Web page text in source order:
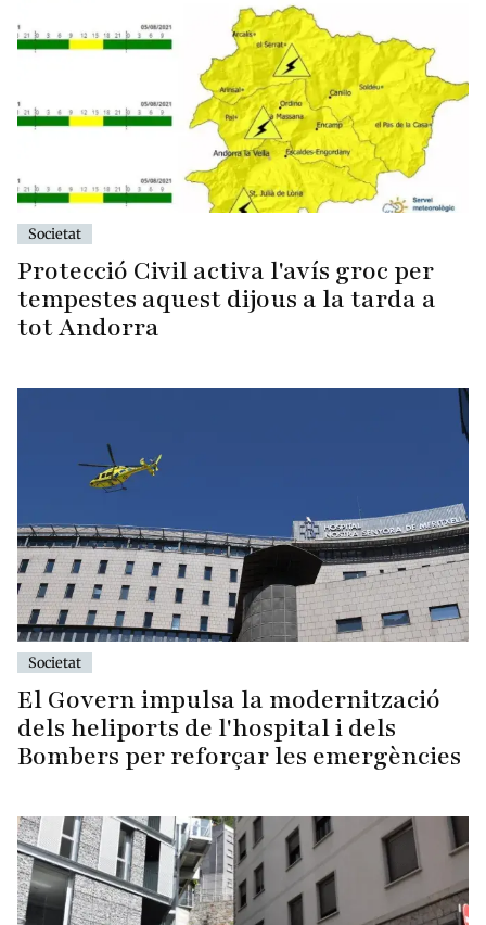
Societat
Protecció Civil activa l'avís groc per
tempestes aquest dijous a la tarda a
tot Andorra
Societat
El Govern impulsa la modernització
dels heliports de l'hospital i dels
Bombers per reforçar les emergències